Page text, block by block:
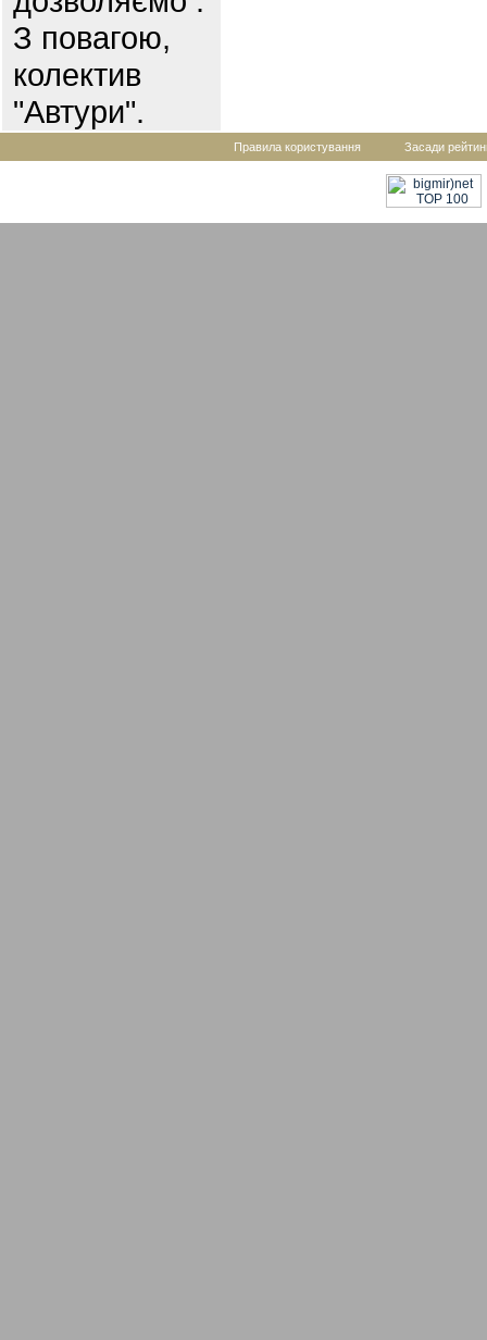
З повагою,
колектив
"Автури".
Правила користування Засади